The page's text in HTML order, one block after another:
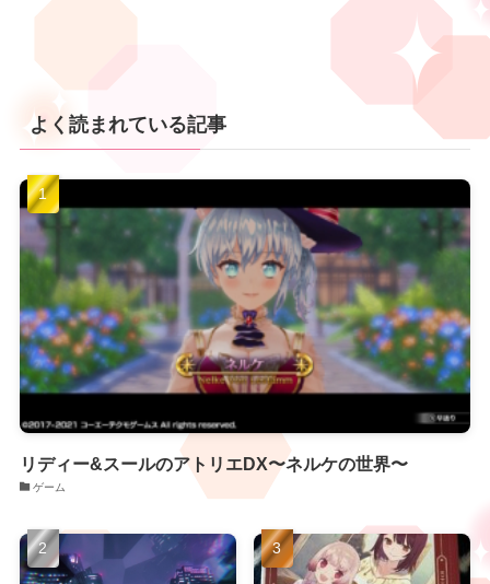
よく読まれている記事
リディー&スールのアトリエDX〜ネルケの世界〜
ゲーム